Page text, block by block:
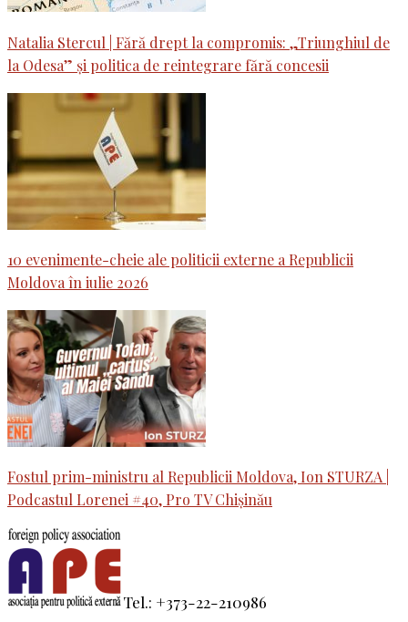
Natalia Stercul | Fără drept la compromis: „Triunghiul de
la Odesa” și politica de reintegrare fără concesii
10 evenimente-cheie ale politicii externe a Republicii
Moldova în iulie 2026
Fostul prim-ministru al Republicii Moldova, Ion STURZA |
Podcastul Lorenei #40, Pro TV Chișinău
Tel.: +373-22-210986